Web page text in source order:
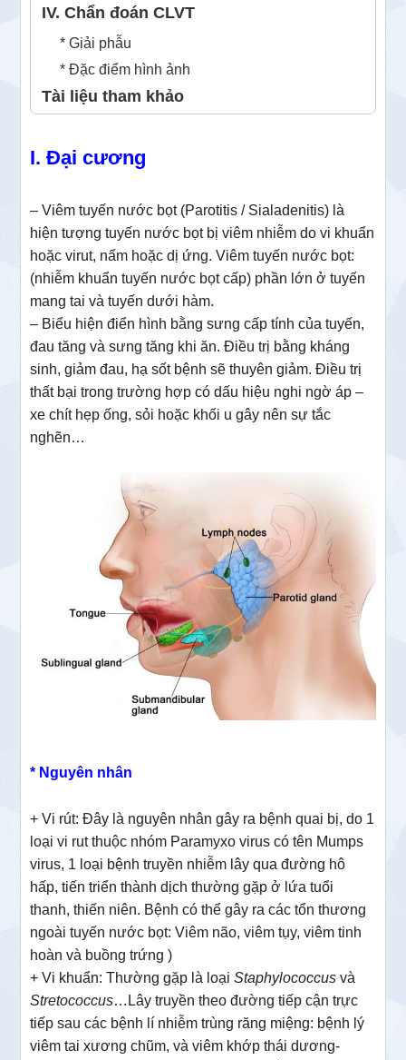
IV. Chẩn đoán CLVT
* Giải phẫu
* Đặc điểm hình ảnh
Tài liệu tham khảo
I. Đại cương
– Viêm tuyến nước bọt (Parotitis / Sialadenitis) là
hiện tượng tuyến nước bọt bị viêm nhiễm do vi khuẩn
hoặc virut, nấm hoặc dị ứng. Viêm tuyến nước bọt:
(nhiễm khuẩn tuyến nước bọt cấp) phần lớn ở tuyến
mang tai và tuyến dưới hàm.
– Biểu hiện điển hình bằng sưng cấp tính của tuyến,
đau tăng và sưng tăng khi ăn. Điều trị bằng kháng
sinh, giảm đau, hạ sốt bệnh sẽ thuyên giảm. Điều trị
thất bại trong trường hợp có dấu hiệu nghi ngờ áp –
xe chít hẹp ống, sỏi hoặc khối u gây nên sự tắc
nghẽn…
* Nguyên nhân
+ Vi rút: Đây là nguyên nhân gây ra bệnh quai bị, do 1
loại vi rut thuộc nhóm Paramyxo virus có tên Mumps
virus, 1 loại bệnh truyền nhiễm lây qua đường hô
hấp, tiến triển thành dịch thường gặp ở lứa tuổi
thanh, thiến niên. Bệnh có thể gây ra các tổn thương
ngoài tuyến nước bọt: Viêm não, viêm tụy, viêm tinh
hoàn và buồng trứng )
+ Vi khuẩn: Thường gặp là loạiStaphylococcus và
Stretococcus…Lây truyền theo đường tiếp cận trực
tiếp sau các bệnh lí nhiễm trùng răng miệng: bệnh lý
viêm tai xương chũm, và viêm khớp thái dương-